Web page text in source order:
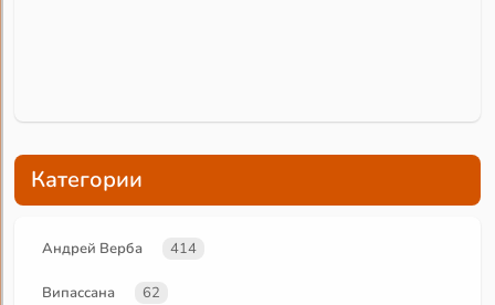
Категории
Андрей Верба 414
Випассана 62